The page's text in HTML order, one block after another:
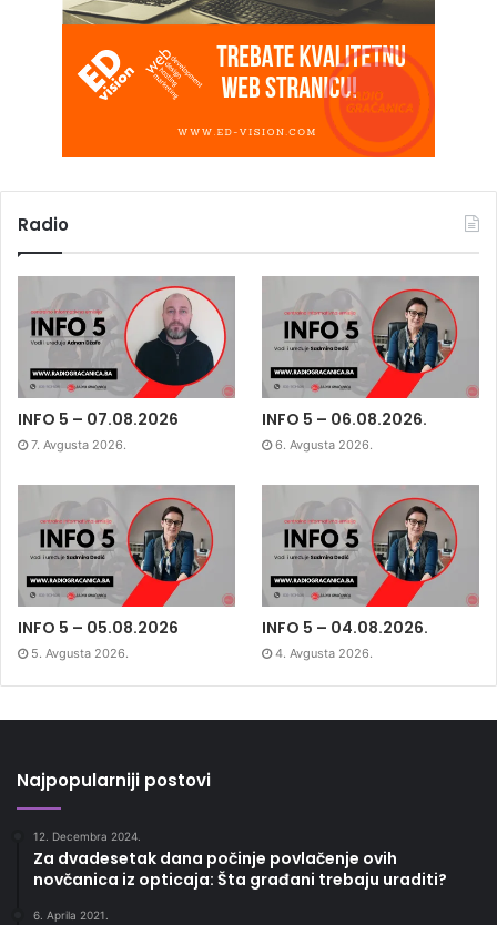
Radio
INFO 5 – 07.08.2026
7. Avgusta 2026.
INFO 5 – 06.08.2026.
6. Avgusta 2026.
INFO 5 – 05.08.2026
5. Avgusta 2026.
INFO 5 – 04.08.2026.
4. Avgusta 2026.
Najpopularniji postovi
12. Decembra 2024.
Za dvadesetak dana počinje povlačenje ovih
novčanica iz opticaja: Šta građani trebaju uraditi?
6. Aprila 2021.